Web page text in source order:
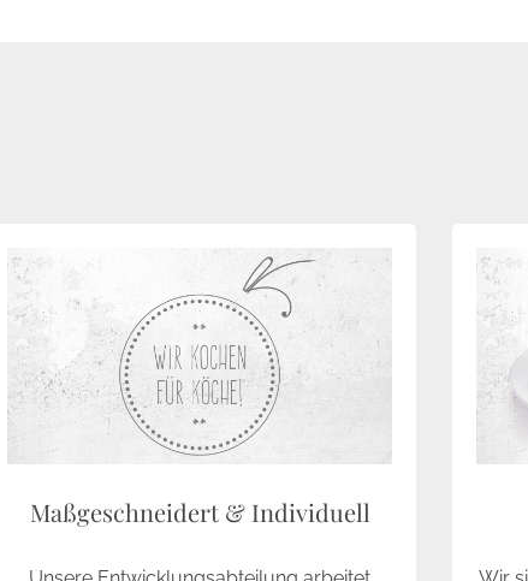
Maßgeschneidert & Individuell